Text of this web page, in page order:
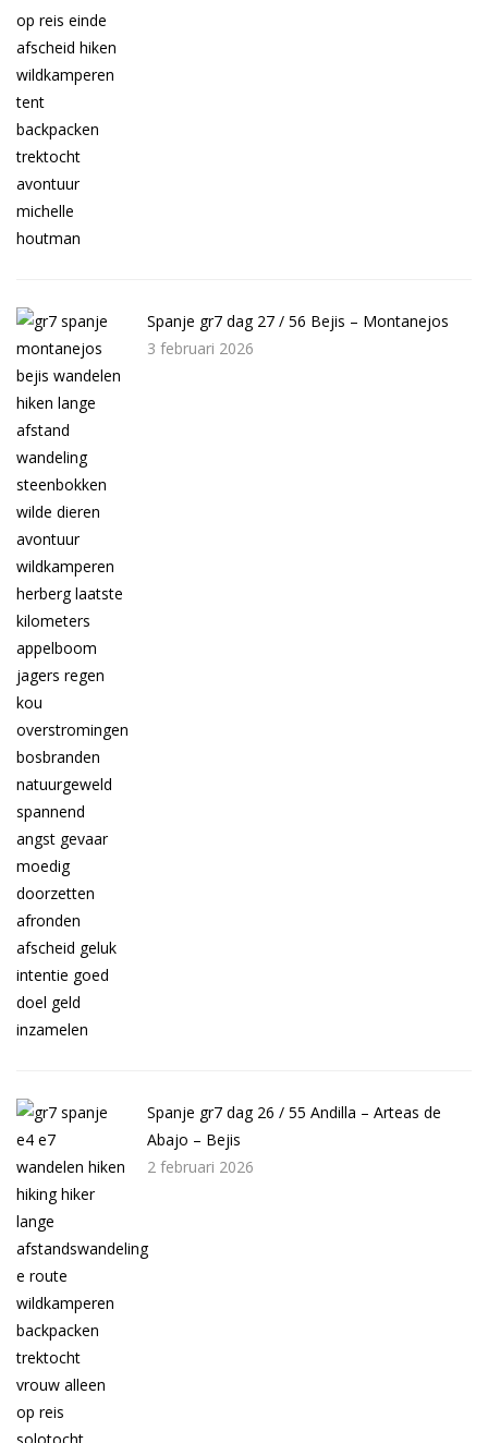
Spanje gr7 dag 27 / 56 Bejis – Montanejos
3 februari 2026
Spanje gr7 dag 26 / 55 Andilla – Arteas de
Abajo – Bejis
2 februari 2026